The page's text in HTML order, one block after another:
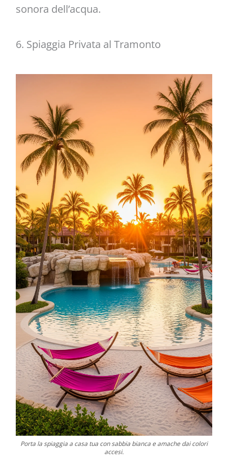
sonora dell’acqua.
6. Spiaggia Privata al Tramonto
Porta la spiaggia a casa tua con sabbia bianca e amache dai colori
accesi.